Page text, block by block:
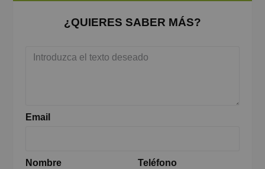
¿QUIERES SABER MÁS?
Email
Nombre Teléfono